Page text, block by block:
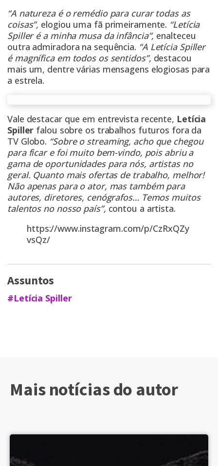
“A natureza é o remédio para curar todas as
coisas”, elogiou uma fã primeiramente. “Letícia
Spiller é a minha musa da infância”, enalteceu
outra admiradora na sequência. “A Letícia Spiller
é magnífica em todos os sentidos”, destacou
mais um, dentre várias mensagens elogiosas para
a estrela.
Vale destacar que em entrevista recente, Letícia
Spiller falou sobre os trabalhos futuros fora da
TV Globo. “Sobre o streaming, acho que chegou
para ficar e foi muito bem-vindo, pois abriu a
gama de oportunidades para nós, artistas no
geral. Quanto mais ofertas de trabalho, melhor!
Não apenas para o ator, mas também para
autores, diretores, cenógrafos… Temos muitos
talentos no nosso país”, contou a artista.
https://www.instagram.com/p/CzRxQZy
vsQz/
Assuntos
#Letícia Spiller
Mais notícias do autor